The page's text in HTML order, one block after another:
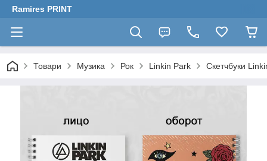
Ramires PRINT
Товари Музика Рок Linkin Park Скетчбуки